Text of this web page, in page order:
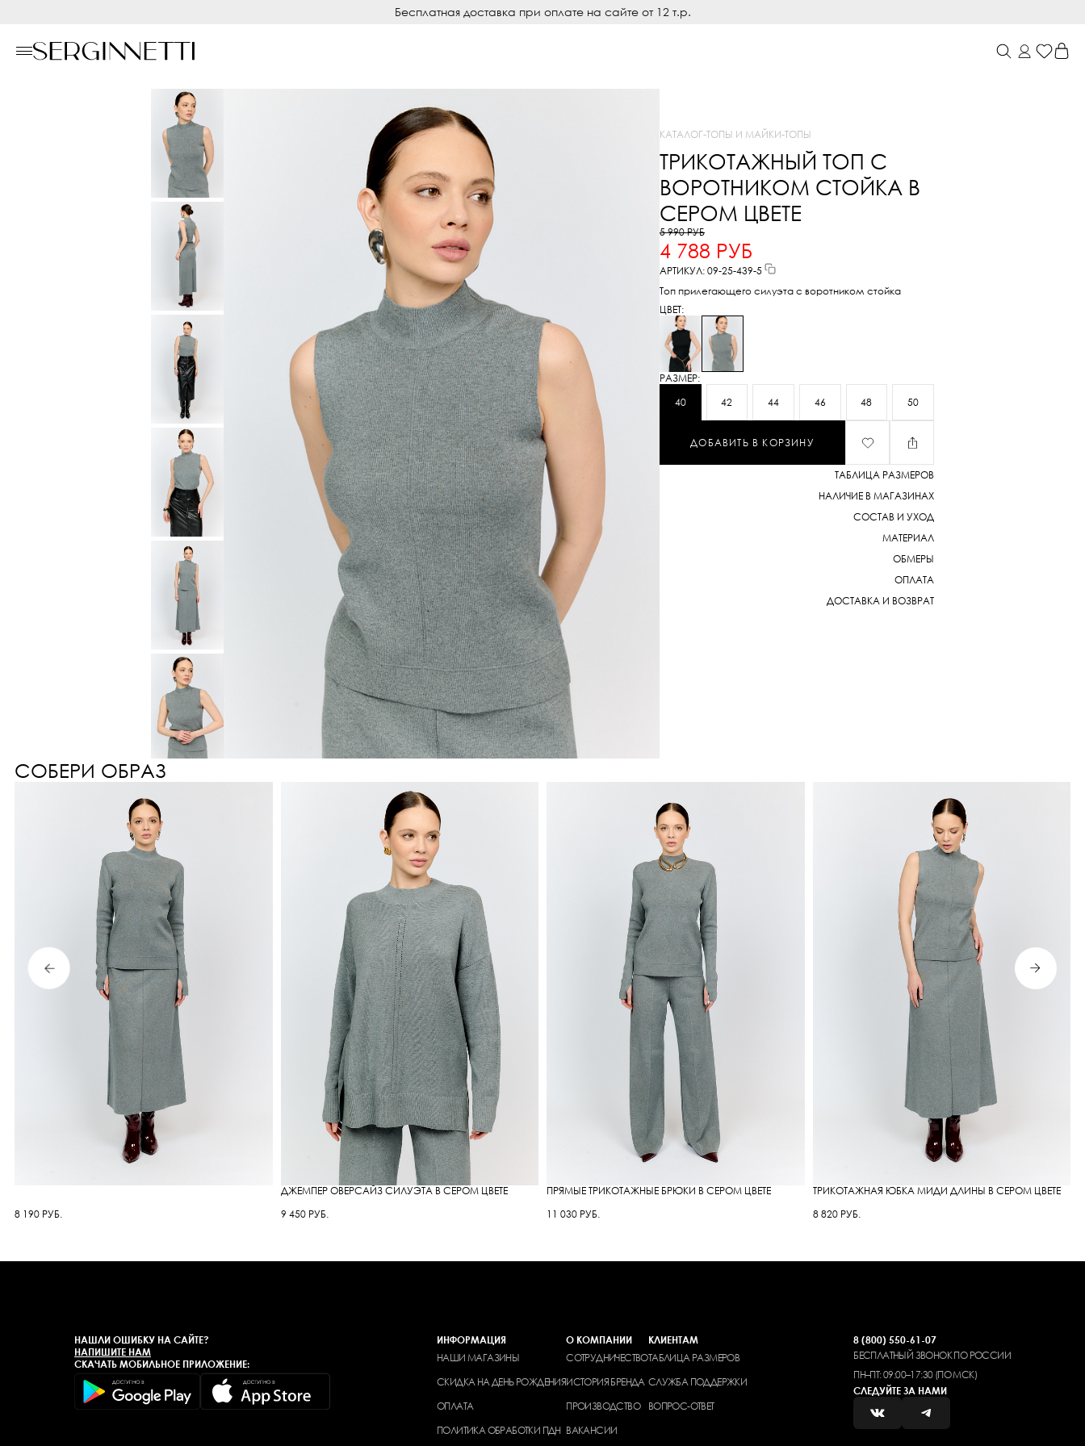
Бесплатная доставка при оплате на сайте от 12 т.р.
КАТАЛОГ-ТОПЫ И МАЙКИ-ТОПЫ
ТРИКОТАЖНЫЙ ТОП С
ВОРОТНИКОМ СТОЙКА В
СЕРОМ ЦВЕТЕ
5 990 РУБ
4 788 РУБ
АРТИКУЛ: 09-25-439-5
Топ прилегающего силуэта с воротником стойка
ЦВЕТ:
РАЗМЕР:
40
42 44 46 48 50
ДОБАВИТЬ В КОРЗИНУ
ТАБЛИЦА РАЗМЕРОВ
НАЛИЧИЕ В МАГАЗИНАХ
СОСТАВ И УХОД
МАТЕРИАЛ
ОБМЕРЫ
ОПЛАТА
ДОСТАВКА И ВОЗВРАТ
СОБЕРИ ОБРАЗ
8 190 РУБ.
ДЖЕМПЕР ОВЕРСАЙЗ СИЛУЭТА В СЕРОМ ЦВЕТЕ
9 450 РУБ.
ПРЯМЫЕ ТРИКОТАЖНЫЕ БРЮКИ В СЕРОМ ЦВЕТЕ
11 030 РУБ.
ТРИКОТАЖНАЯ ЮБКА МИДИ ДЛИНЫ В СЕРОМ ЦВЕТЕ
8 820 РУБ.
НАШЛИ ОШИБКУ НА САЙТЕ?
НАПИШИТЕ НАМ
СКАЧАТЬ МОБИЛЬНОЕ ПРИЛОЖЕНИЕ:
ИНФОРМАЦИЯ
НАШИ МАГАЗИНЫ
СКИДКА НА ДЕНЬ РОЖДЕНИЯ
ОПЛАТА
ПОЛИТИКА ОБРАБОТКИ ПДН
О КОМПАНИИ
СОТРУДНИЧЕСТВО
ИСТОРИЯ БРЕНДА
ПРОИЗВОДСТВО
ВАКАНСИИ
КЛИЕНТАМ
ТАБЛИЦА РАЗМЕРОВ
СЛУЖБА ПОДДЕРЖКИ
ВОПРОС-ОТВЕТ
8 (800) 550-61-07
БЕСПЛАТНЫЙ ЗВОНОК ПО РОССИИ
ПН–ПТ: 09:00–17:30 (ПО МСК)
СЛЕДУЙТЕ ЗА НАМИ